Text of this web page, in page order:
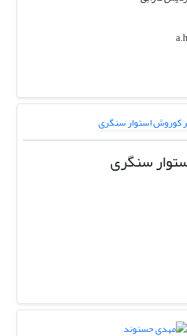
سنگری